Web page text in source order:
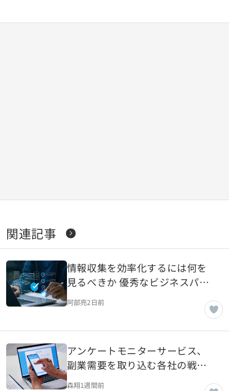
関連記事
情報収集を効率化するには何を
見るべきか 優秀なビジネスパー
ソンの情報源と仕事への生かし
阿部亮2日前
アンケートモニターサービス、
副業需要を取り込む各社の戦略
とは
森翔1週間前